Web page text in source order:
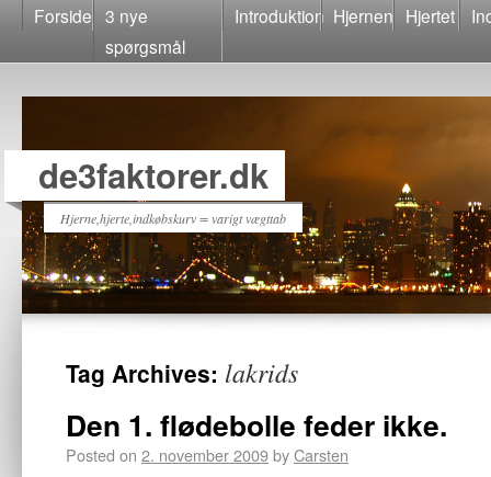
Forside 3 nye
spørgsmål
Introduktion Hjernen Hjertet
de3faktorer.dk
Hjerne,hjerte,indkøbskurv = varigt vægttab
Tag Archives: lakrids
Den 1. flødebolle feder ikke.
Posted on 2. november 2009byCarsten